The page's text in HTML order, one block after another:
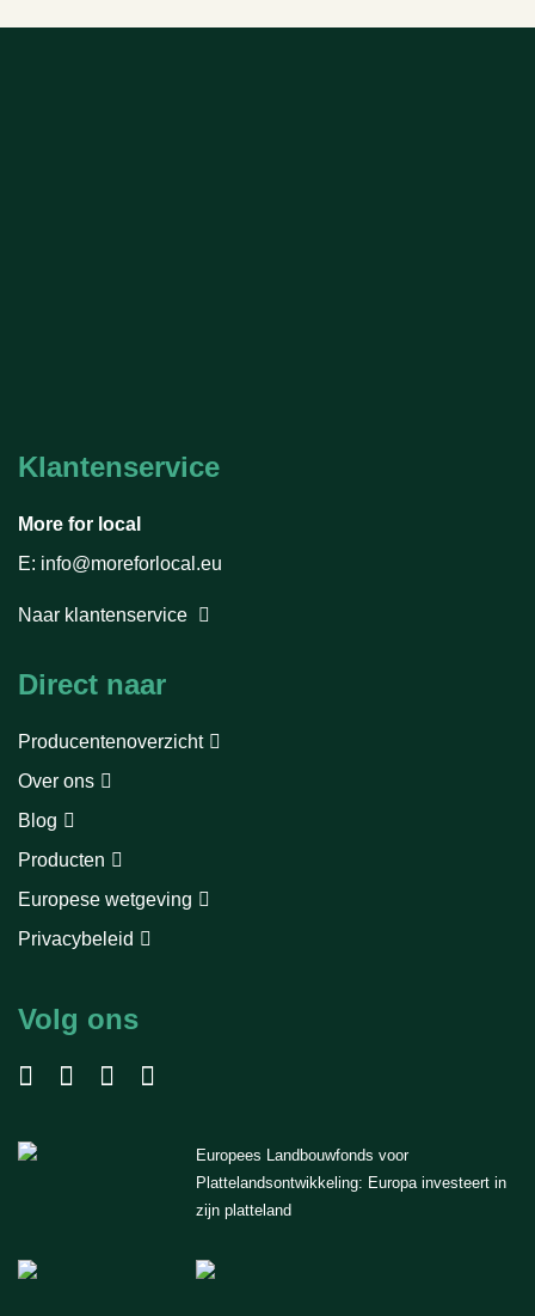
Klantenservice
More for local
E: info@moreforlocal.eu
Naar klantenservice
Direct naar
Producentenoverzicht
Over ons
Blog
Producten
Europese wetgeving
Privacybeleid
Volg ons
Europees Landbouwfonds voor
Plattelandsontwikkeling: Europa investeert in
zijn platteland